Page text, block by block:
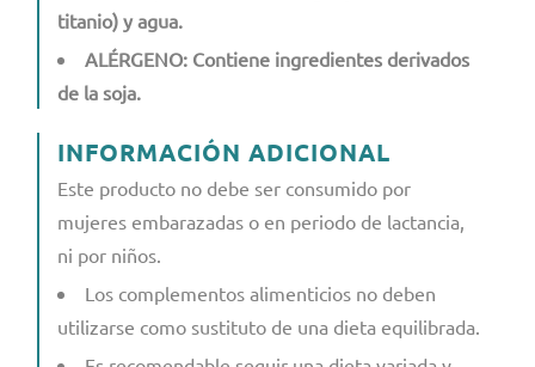
titanio) y agua.
ALÉRGENO: Contiene ingredientes derivados
de la soja.
INFORMACIÓN ADICIONAL
Este producto no debe ser consumido por
mujeres embarazadas o en periodo de lactancia,
ni por niños.
Los complementos alimenticios no deben
utilizarse como sustituto de una dieta equilibrada.